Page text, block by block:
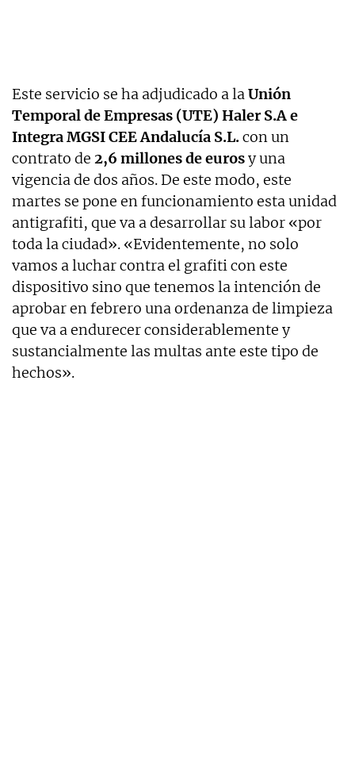
Este servicio se ha adjudicado a laUnión
Temporal de Empresas (UTE) Haler S.A e
Integra MGSI CEE Andalucía S.L.con un
contrato de 2,6 millones de eurosy una
vigencia de dos años. De este modo, este
martes se pone en funcionamiento esta unidad
antigrafiti, que va a desarrollar su labor «por
toda la ciudad». «Evidentemente, no solo
vamos a luchar contra el grafiti con este
dispositivo sino que tenemos la intención de
aprobar en febrero una ordenanza de limpieza
que va a endurecer considerablemente y
sustancialmente las multas ante este tipo de
hechos».